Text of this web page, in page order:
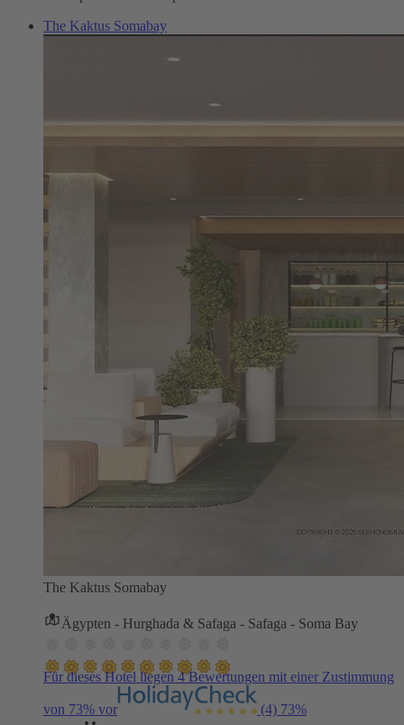
The Kaktus Somabay
The Kaktus Somabay
Ägypten - Hurghada & Safaga - Safaga - Soma Bay
Für dieses Hotel liegen 4 Bewertungen mit einer Zustimmung
von 73% vor (4) 73%